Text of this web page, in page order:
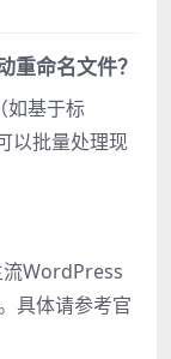
命名文件？
如基于标
以批量处理现
WordPress
具体请参考官